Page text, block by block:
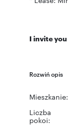
I invite
Rozwiń opis
Mieszkanie:
Liczba
pokoi: